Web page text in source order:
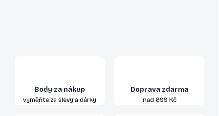
Body za nákup
vyměňte za slevy a dárky
Doprava zdarma
nad 699 Kč